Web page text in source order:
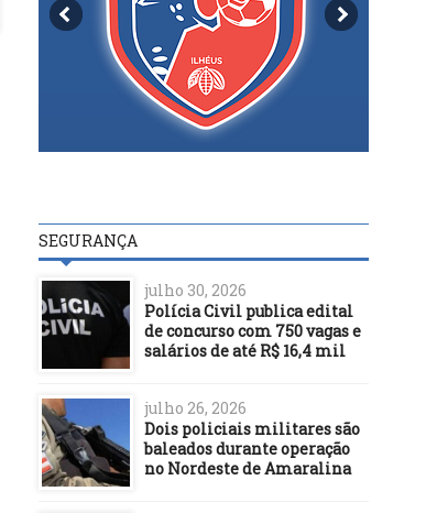
SEGURANÇA
julho 30, 2026
Polícia Civil publica edital
de concurso com 750 vagas e
salários de até R$ 16,4 mil
julho 26, 2026
Dois policiais militares são
baleados durante operação
no Nordeste de Amaralina